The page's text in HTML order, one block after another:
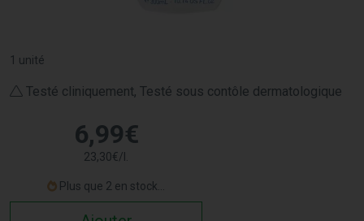
1 unité
Testé cliniquement, Testé sous contôle dermatologique
6,99€
23,30€/l.
Plus que 2 en stock...